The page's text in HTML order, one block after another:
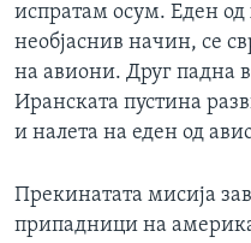
испратам осум. Еден од
необјаснив начин, се
на авиони. Друг падна
Иранската пустина
и налета на еден од
Прекинатата мисија
припадници на